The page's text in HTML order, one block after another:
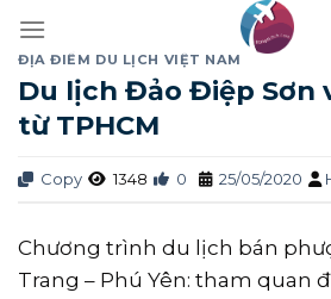
content
ĐỊA ĐIỂM DU LỊCH VIỆT NAM
Du lịch Đảo Điệp Sơn
từ TPHCM
Copy 1348 0 25/05/2020
Chương trình du lịch bán
Trang – Phú Yên: tham quan